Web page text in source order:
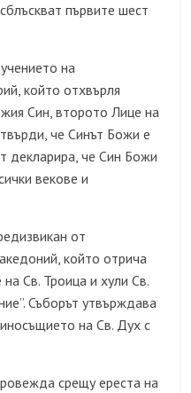
първите шест
на
който отхвърля
Син, второто Лице на
че Синът Божи е
декларира, че Син Божи
векове и
от
който отрича
Св. Троица и хули Св.
Съборът утвърждава
на Св. Дух с
срещу ереста на